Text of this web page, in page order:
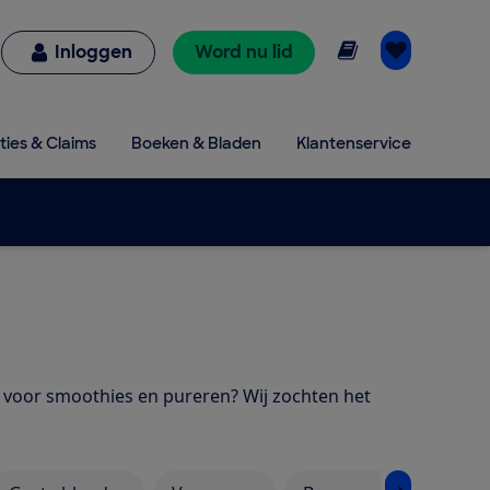
Inloggen Word nu lid Online lezen
& Claims Boeken & Bladen Klantenservice
smoothies en pureren? Wij zochten het